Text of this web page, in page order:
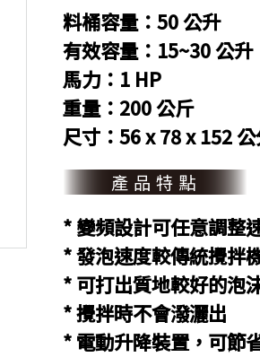
料桶容量：50 公升
有效容量：15~30 公升
馬力：1 HP
重量：200 公斤
尺寸：56 x 78 x 152
產品特點
* 變頻設計可任意調整
* 發泡速度較傳統攪拌
* 可打出質地較好的泡
* 攪拌時不會潑灑出
* 電動升降裝置，可節